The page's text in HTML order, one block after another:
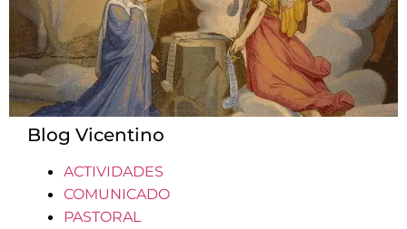
Blog Vicentino
ACTIVIDADES
COMUNICADO
PASTORAL